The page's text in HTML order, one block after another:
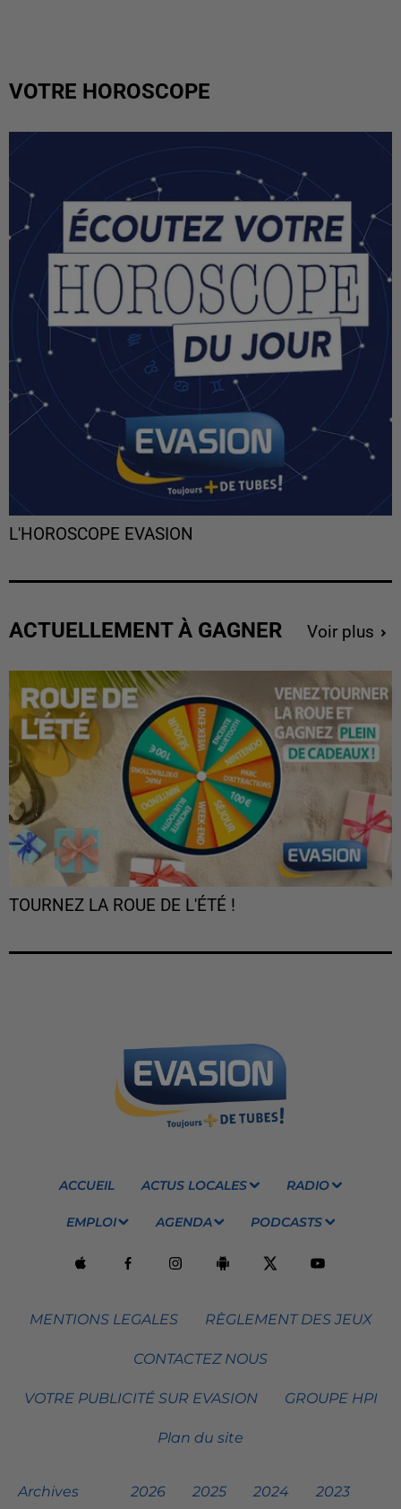
VOTRE HOROSCOPE
L'HOROSCOPE EVASION
ACTUELLEMENT À GAGNER Voir plus
TOURNEZ LA ROUE DE L'ÉTÉ !
ACCUEIL ACTUS LOCALES RADIO
EMPLOI AGENDA PODCASTS
MENTIONS LEGALES RÈGLEMENT DES JEUX
CONTACTEZ NOUS
VOTRE PUBLICITÉ SUR EVASION GROUPE HPI
Plan du site
Archives 2026 2025 2024 2023